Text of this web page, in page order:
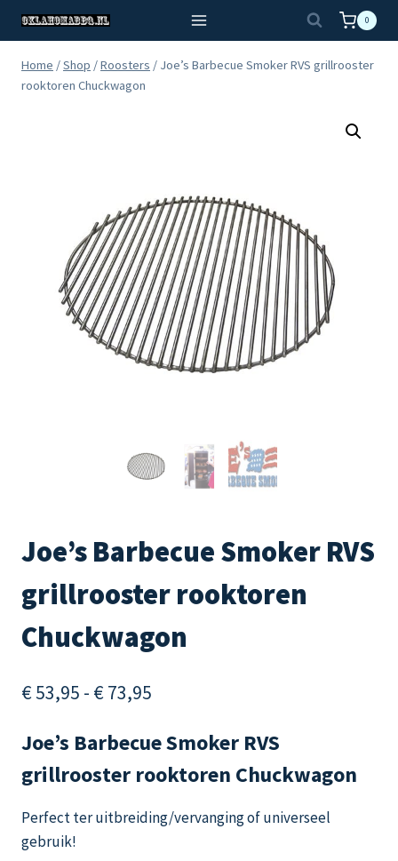
Doorgaan
inhoud
0
Home /Shop /Roosters / Joe’s Barbecue Smoker RVS grillrooster
rooktoren Chuckwagon
Joe’s Barbecue Smoker RVS
grillrooster rooktoren
Chuckwagon
€ 53,95 - € 73,95
tot
€ 73,95
Joe’s Barbecue Smoker RVS
grillrooster rooktoren Chuckwagon
Perfect ter uitbreiding/vervanging of universeel
gebruik!